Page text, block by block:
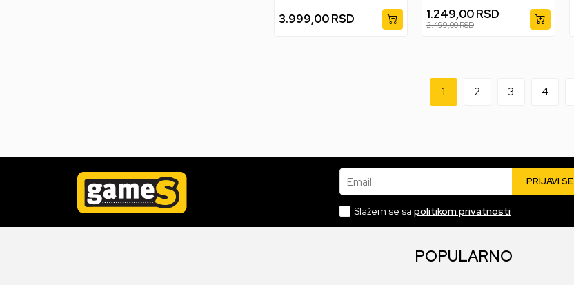
3.999,00RSD 1.249,00 RSD
2.499,00RSD
1 2 3 4
Email PRIJAVI SE
Slažem se sa politikom privatnosti
POPULARNO